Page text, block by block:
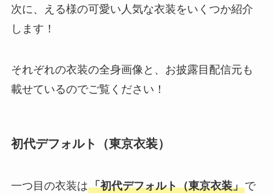
次に、える様の可愛い人気な衣装をいくつか紹介
します！
それぞれの衣装の全身画像と、お披露目配信元も
載せているのでご覧ください！
初代デフォルト（東京衣装）
一つ目の衣装は「初代デフォルト（東京衣装」で